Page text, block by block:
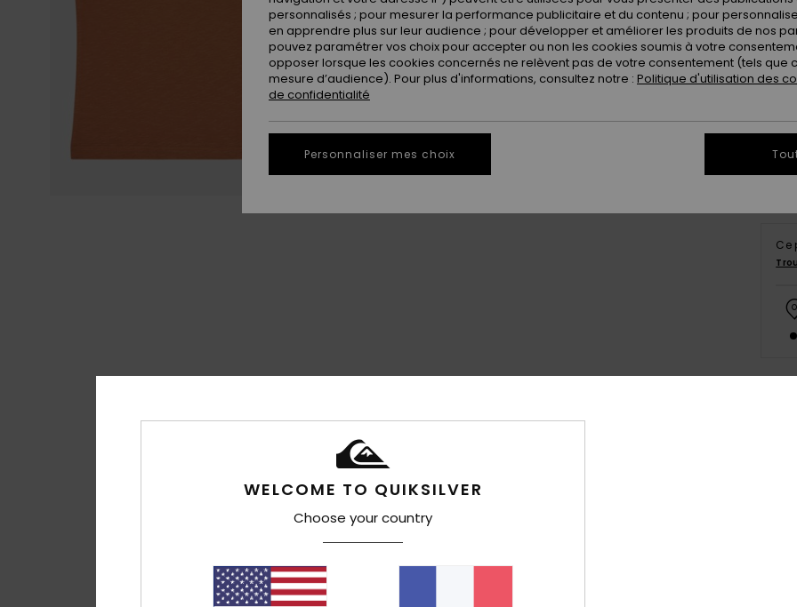
XS
Ce
WELCOME TO QUIKSILVER
Choose your country
personnalisés ; pour mesurer la performance publicitaire et du contenu ; pour
en apprendre plus sur leur audience ; pour développer et améliorer les produits de nos
pouvez paramétrer vos choix pour accepter ou non les cookies soumis à votre
opposer lorsque les cookies concernés ne relèvent pas de votre consentement (tels que
mesure d’audience). Pour plus d'informations, consultez notre : Politique d'utilisation des
de confidentialité
Personnaliser mes choix